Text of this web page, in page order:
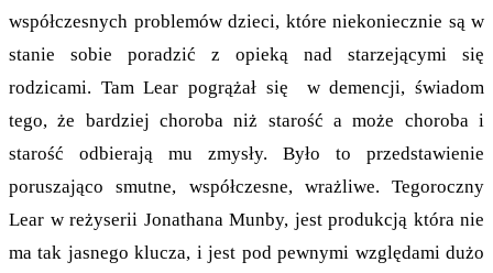
współczesnych problemów dzieci, które niekoniecznie są w
stanie sobie poradzić z opieką nad starzejącymi się
rodzicami. Tam Lear pogrążał się w demencji, świadom
tego, że bardziej choroba niż starość a może choroba i
starość odbierają mu zmysły. Było to przedstawienie
poruszająco smutne, współczesne, wrażliwe. Tegoroczny
Lear w reżyserii Jonathana Munby, jest produkcją która nie
ma tak jasnego klucza, i jest pod pewnymi względami dużo